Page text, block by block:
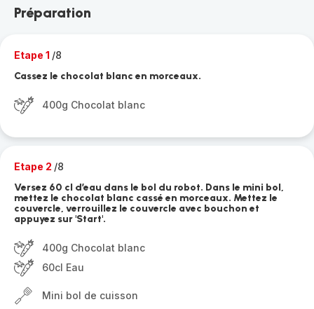
Préparation
Etape 1 /8
Cassez le chocolat blanc en morceaux.
400g Chocolat blanc
Etape 2 /8
Versez 60 cl d’eau dans le bol du robot. Dans le mini bol,
mettez le chocolat blanc cassé en morceaux. Mettez le
couvercle, verrouillez le couvercle avec bouchon et
appuyez sur 'Start'.
400g Chocolat blanc
60cl Eau
Mini bol de cuisson